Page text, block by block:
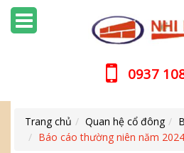
0937
Trang chủ Quan hệ cổ đông
Báo cáo thường niên năm 2024